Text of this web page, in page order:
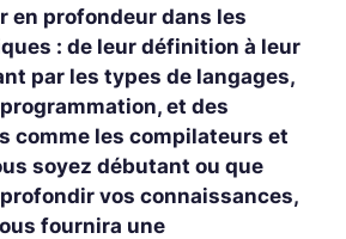
en profondeur dans les
: de leur définition à leur
par les types de langages,
et des
comme les compilateurs et
soyez débutant ou que
vos connaissances,
fournira une